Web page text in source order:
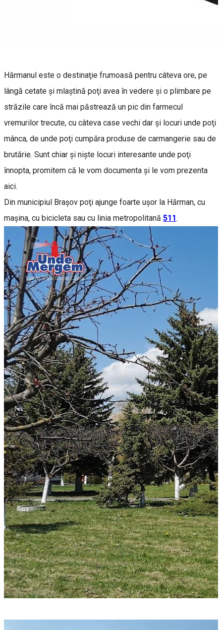
Hărmanul este o destinaţie frumoasă pentru câteva ore, pe
lângă cetate şi mlaştină poţi avea în vedere şi o plimbare pe
străzile care încă mai păstrează un pic din farmecul
vremurilor trecute, cu câteva case vechi dar şi locuri unde poţi
mânca, de unde poţi cumpăra produse de carmangerie sau de
brutărie. Sunt chiar şi nişte locuri interesante unde poţi
înnopta, promitem că le vom documenta şi le vom prezenta
aici.
Din municipiul Braşov poţi ajunge foarte uşor la Hărman, cu
maşina, cu bicicleta sau cu linia metropolitană 511.